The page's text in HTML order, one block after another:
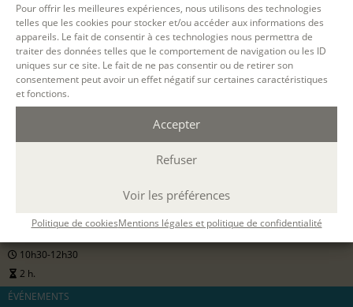
Pour offrir les meilleures expériences, nous utilisons des technologies
telles que les cookies pour stocker et/ou accéder aux informations des
appareils. Le fait de consentir à ces technologies nous permettra de
traiter des données telles que le comportement de navigation ou les ID
uniques sur ce site. Le fait de ne pas consentir ou de retirer son
consentement peut avoir un effet négatif sur certaines caractéristiques
et fonctions.
Accepter
Refuser
Voir les préférences
Politique de cookiesMentions légales et politique de confidentialité
S'INSCRIRE EN LIGNE
12 SEPT. 2026
PARIS
10h30-12h30
2 h.
ÉVÉNEMENTS